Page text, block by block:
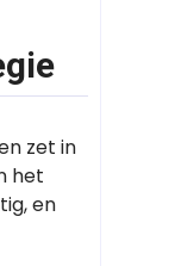
zet in
het
en